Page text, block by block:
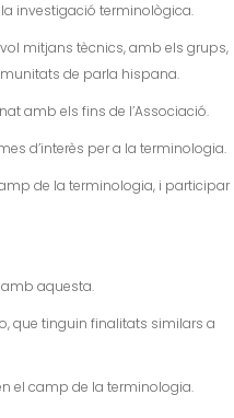
investigació terminològica.
mitjans tècnics, amb els grups,
de parla hispana.
amb els fins de l’Associació.
d’interès per a la terminologia.
de la terminologia, i participar
aquesta.
que tinguin finalitats similars a
el camp de la terminologia.